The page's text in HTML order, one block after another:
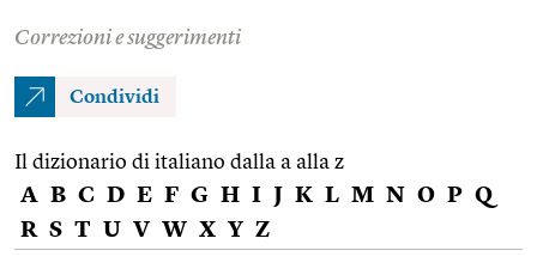
Correzioni e suggerimenti
Condividi
Il dizionario di italiano dalla a alla z
A B C D E F G H I J K L M N O P Q
R S T U V W X Y Z